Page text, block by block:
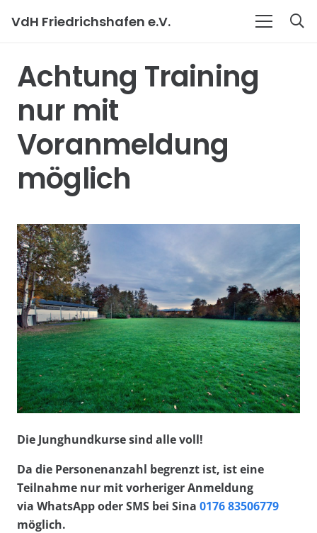
VdH Friedrichshafen e.V.
Achtung Training
nur mit
Voranmeldung
möglich
Die Junghundkurse sind alle voll!
Da die Personenanzahl begrenzt ist, ist eine
Teilnahme nur mit vorheriger Anmeldung
via WhatsApp oder SMS bei Sina 0176 83506779
möglich.